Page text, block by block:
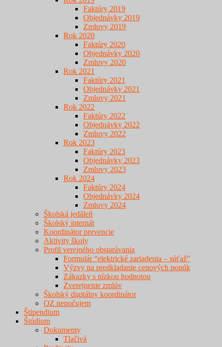
Faktúry 2019
Objednávky 2019
Zmluvy 2019
Rok 2020
Faktúry 2020
Objednávky 2020
Zmluvy 2020
Rok 2021
Faktúry 2021
Objednávky 2021
Zmluvy 2021
Rok 2022
Faktúry 2022
Objednávky 2022
Zmluvy 2022
Rok 2023
Faktúry 2023
Objednávky 2023
Zmluvy 2023
Rok 2024
Faktúry 2024
Objednávky 2024
Zmluvy 2024
Školská jedáleň
Školský internát
Koordinátor prevencie
Aktivity školy
Profil verejného obstarávania
Formulár “elektrické zariadenia – súťaž”
Výzvy na predkladanie cenových ponúk
Zákazky s nízkou hodnotou
Zverejnenie zmlúv
Školský digitálny koordinátor
OZ nepočujem
Štipendium
Štúdium
Dokumenty
Tlačivá